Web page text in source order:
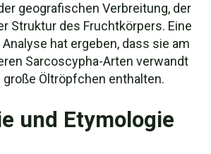
geografischen Verbreitung, der
Struktur des Fruchtkörpers. Eine
hat ergeben, dass sie am
Sarcoscypha-Arten verwandt
große Öltröpfchen enthalten.
und Etymologie